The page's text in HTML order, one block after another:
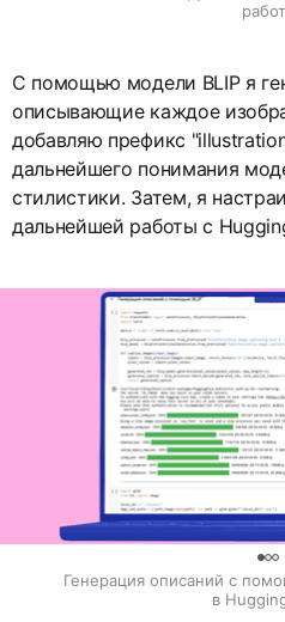
С помощью модели BLIP я
описывающие каждое
добавляю префикс
дальнейшего понимания
стилистики. Затем, я
дальнейшей работы с
Генерация описаний с
в